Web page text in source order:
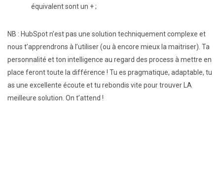
équivalent sont un + ;
NB : HubSpot n’est pas une solution techniquement complexe et
nous t’apprendrons à l’utiliser (ou à encore mieux la maitriser). Ta
personnalité et ton intelligence au regard des process à mettre en
place feront toute la différence ! Tu es pragmatique, adaptable, tu
as une excellente écoute et tu rebondis vite pour trouver LA
meilleure solution. On t’attend !